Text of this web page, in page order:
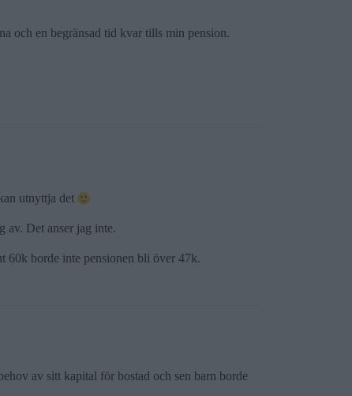
och en begränsad tid kvar tills min pension.
utnyttja det
av. Det anser jag inte.
60k borde inte pensionen bli över 47k.
av sitt kapital för bostad och sen barn borde